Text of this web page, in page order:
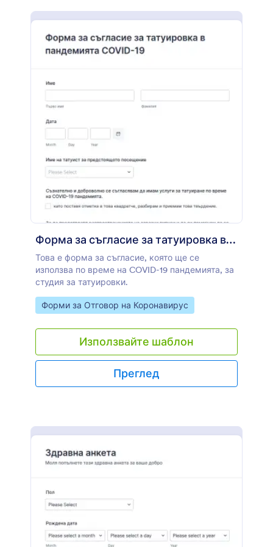
вашия офис таблет или компютър, за да бъде
е различна, така че не се колебайте да
персонализирате формата си за съгласие, като
за е-подпис. Не забравяйте да надградите за
HIPAA съответствие, за да запазите
чувствителните здравни данни на пациентите в
безопасност. Можете дори да конвертирате
подадените формуляри в PDF файлове
автоматично, лесно да ги изтеглите или
отпечатате за вашите архиви! Премахнете
хартиените форми и безпроблемно събирайте
устройство, с безплатната форма за съгласие
за ваксина за COVID-19 на JotForm.
Форма за съгласие за татуировка в COVID 19
Това е форма за съгласие, която ще се
използва по време на COVID-19 пандемията, за
студия за татуировки.
Go to Category:
Форми за Отговор на Коронавирус
Използвайте шаблон
Преглед